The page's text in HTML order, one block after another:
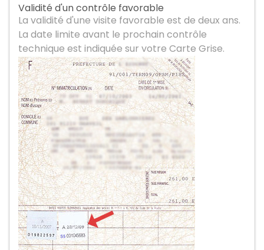
Validité d'un contrôle favorable
La validité d'une visite favorable est de deux ans.
La date limite avant le prochain contrôle
technique est indiquée sur votre Carte Grise.